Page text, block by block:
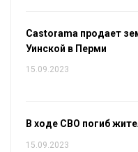
Castorama продает
Уинской в Перми
15.09.2023
В ходе СВО погиб
15.09.2023